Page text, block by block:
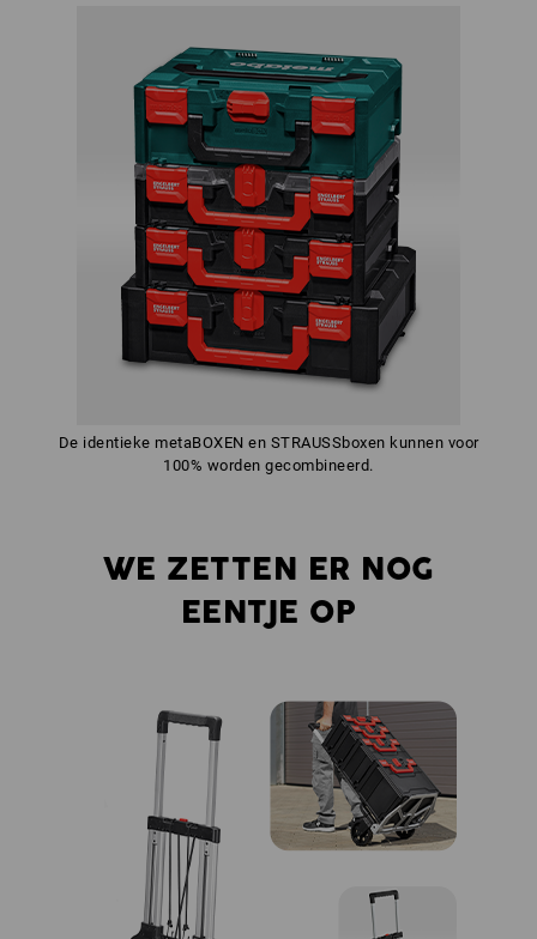
De identieke metaBOXEN en STRAUSSboxen kunnen voor
100% worden gecombineerd.
WE ZETTEN ER NOG
EENTJE OP